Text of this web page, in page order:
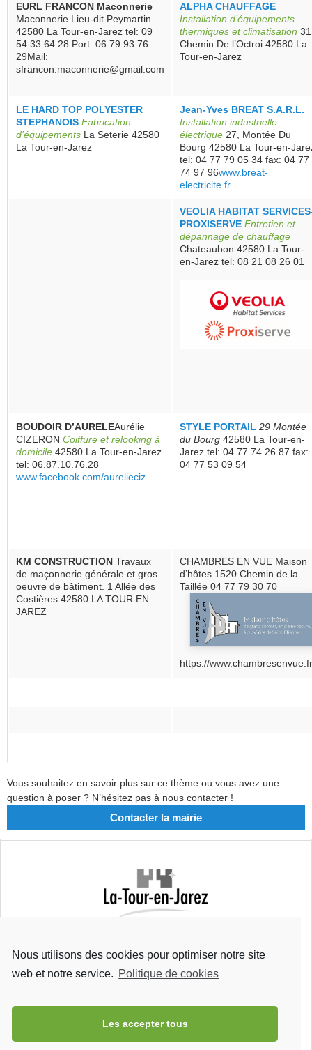
Nous utilisons des cookies pour optimiser notre site
web et notre service. Politique de cookies
Les accepter tous
EURL FRANCON Maconnerie
Maconnerie Lieu-dit Peymartin
42580 La Tour-en-Jarez tel: 09
54 33 64 28 Port: 06 79 93 76
29Mail:
sfrancon.maconnerie@gmail.com
ALPHA CHAUFFAGE
Installation d’équipements
thermiques et climatisation
Chemin De l’Octroi 42580 La
Tour-en-Jarez
LE HARD TOP POLYESTER
STEPHANOIS Fabrication
d’équipements La Seterie 42580
La Tour-en-Jarez
Jean-Yves BREAT S.A.R.L.
Installation industrielle
électrique 27, Montée Du
Bourg 42580 La Tour-en-
tel: 04 77 79 05 34 fax: 04 77
74 97 96www.breat-
electricite.fr
VEOLIA HABITAT
PROXISERVE Entretien et
dépannage de chauffage
Chateaubon 42580 La Tour-
en-Jarez tel: 08 21 08 26 01
BOUDOIR D’AURELEAurélie
CIZERON Coiffure et relooking à
domicile 42580 La Tour-en-Jarez
tel: 06.87.10.76.28
www.facebook.com/aurelieciz
STYLE PORTAIL 29 Montée
du Bourg 42580 La Tour-en-
Jarez tel: 04 77 74 26 87 fax:
04 77 53 09 54
KM CONSTRUCTION Travaux
de maçonnerie générale et gros
oeuvre de bâtiment. 1 Allée des
Costières 42580 LA TOUR EN
JAREZ
CHAMBRES EN VUE Maison
d’hôtes 1520 Chemin de la
Taillée 04 77 79 30 70
https://
Vous souhaitez en savoir plus sur ce thème ou vous avez une
question à poser ? N’hésitez pas à nous contacter !
Contacter la mairie
Rue Bretons
42 580 La Tour-en-Jarez
Tel : 04 77 93 23 41
Fax : 04 77 79 70 01